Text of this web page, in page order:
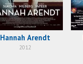
Hannah Arendt
2012